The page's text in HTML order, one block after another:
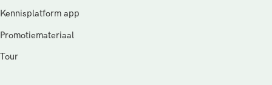
Kennisplatform app
Promotiemateriaal
Tour